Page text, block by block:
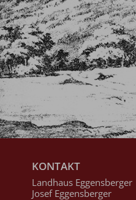
KONTAKT
Landhaus Eggensberger
Josef Eggensberger